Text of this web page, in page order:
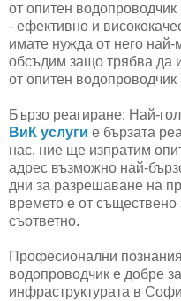
от опитен
- ефективно и
имате нужда от него
обсъдим защо трябва да
от опитен
Бързо реагиране: Най-
ВиК услуги е бързата
нас, ние ще изпратим
адрес възможно най-
дни за разрешаване на
времето е от
съответно.
Професионални
водопроводчик е добре
инфраструктурата в